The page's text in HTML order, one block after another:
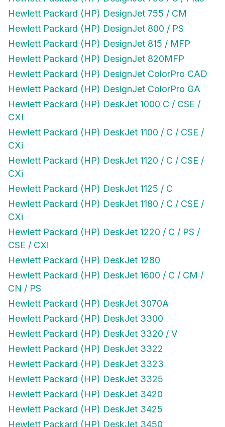
Hewlett Packard (HP) DesignJet 755 / CM
Hewlett Packard (HP) DesignJet 800 / PS
Hewlett Packard (HP) DesignJet 815 / MFP
Hewlett Packard (HP) DesignJet 820MFP
Hewlett Packard (HP) DesignJet ColorPro CAD
Hewlett Packard (HP) DesignJet ColorPro GA
Hewlett Packard (HP) DeskJet 1000 C / CSE /
CXI
Hewlett Packard (HP) DeskJet 1100 / C / CSE /
CXi
Hewlett Packard (HP) DeskJet 1120 / C / CSE /
CXi
Hewlett Packard (HP) DeskJet 1125 / C
Hewlett Packard (HP) DeskJet 1180 / C / CSE /
CXi
Hewlett Packard (HP) DeskJet 1220 / C / PS /
CSE / CXi
Hewlett Packard (HP) DeskJet 1280
Hewlett Packard (HP) DeskJet 1600 / C / CM /
CN / PS
Hewlett Packard (HP) DeskJet 3070A
Hewlett Packard (HP) DeskJet 3300
Hewlett Packard (HP) DeskJet 3320 / V
Hewlett Packard (HP) DeskJet 3322
Hewlett Packard (HP) DeskJet 3323
Hewlett Packard (HP) DeskJet 3325
Hewlett Packard (HP) DeskJet 3420
Hewlett Packard (HP) DeskJet 3425
Hewlett Packard (HP) DeskJet 3450